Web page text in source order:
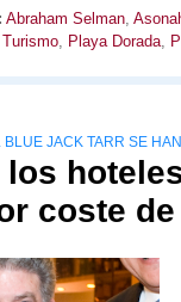
Abraham Selman,
, Playa Dorada,
BLUE JACK TARR SE
los
coste